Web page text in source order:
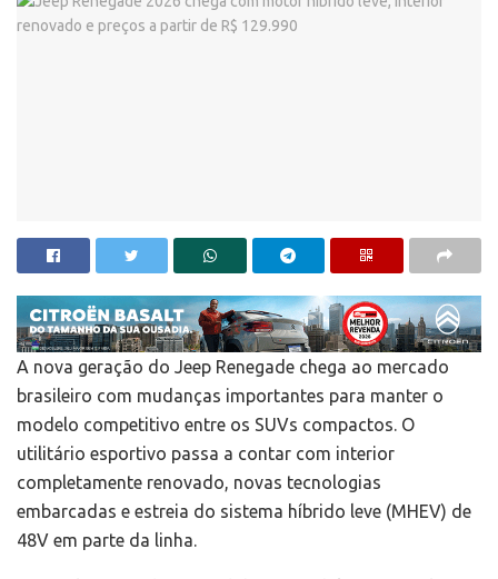
A nova geração do Jeep Renegade chega ao mercado
brasileiro com mudanças importantes para manter o
modelo competitivo entre os SUVs compactos. O
utilitário esportivo passa a contar com interior
completamente renovado, novas tecnologias
embarcadas e estreia do sistema híbrido leve (MHEV) de
48V em parte da linha.